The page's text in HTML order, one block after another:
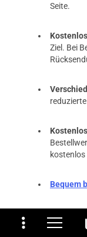
und
Seite.
Ziel. Bei
Bequem